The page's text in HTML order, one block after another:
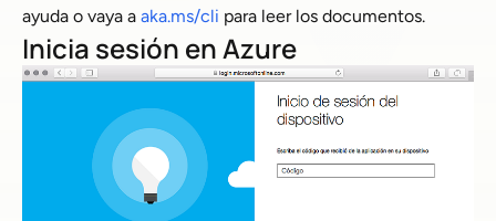
ayuda o vaya a aka.ms/cli para leer los documentos.
Inicia sesión en Azure